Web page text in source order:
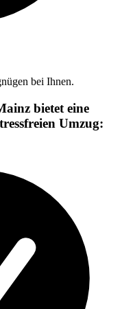
bei Ihnen.
bietet eine
Umzug: